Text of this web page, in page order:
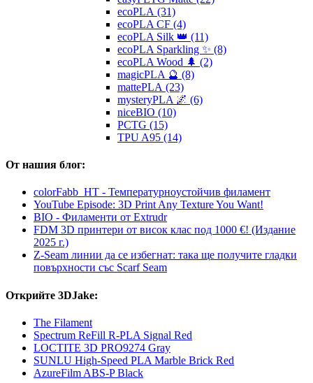
ecoPLA (31)
ecoPLA CF (4)
ecoPLA Silk 👑 (11)
ecoPLA Sparkling ✨ (8)
ecoPLA Wood 🌲 (2)
magicPLA 🔮 (8)
mattePLA (23)
mysteryPLA 🌌 (6)
niceBIO (10)
PCTG (15)
TPU A95 (14)
От нашия блог:
colorFabb_HT - Температурнoустойчив филамент
YouTube Episode: 3D Print Any Texture You Want!
BIO - Филаменти от Extrudr
FDM 3D принтери от висок клас под 1000 €! (Издание
2025 г.)
Z-Seam линии да се избегнат: така ще получите гладки
повърхности със Scarf Seam
Открийте 3DJake:
The Filament
Spectrum ReFill R-PLA Signal Red
LOCTITE 3D PRO9274 Gray
SUNLU High-Speed PLA Marble Brick Red
AzureFilm ABS-P Black